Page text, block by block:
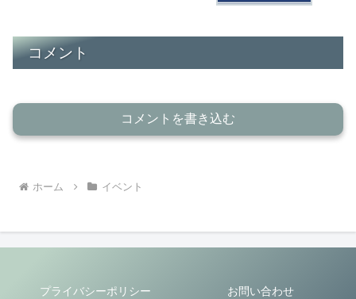
コメント
コメントを書き込む
ホーム イベント
プライバシーポリシー
お問い合わせ